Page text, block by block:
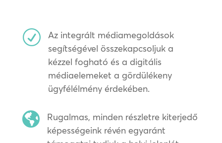
R
Az integrált médiamegoldások
segítségével összekapcsoljuk a
kézzel fogható és a digitális
médiaelemeket a gördülékeny
ügyfélélmény érdekében.

Rugalmas, minden részletre kiterjedő
képességeink révén egyaránt